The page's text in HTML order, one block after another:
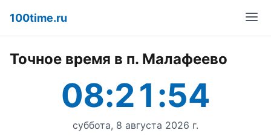
100time.ru
Точное время в п. Малафеево
08:21:54
суббота, 8 августа 2026 г.